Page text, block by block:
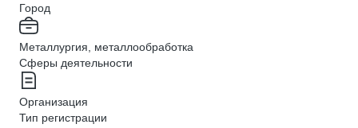
Город
Металлургия, металлообработка
Сферы деятельности
Организация
Тип регистрации